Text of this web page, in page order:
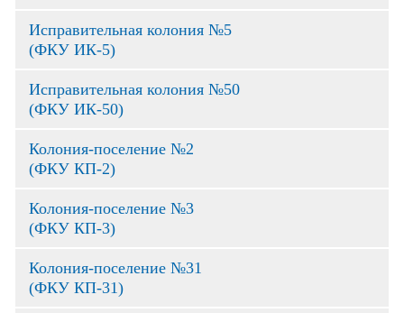
Исправительная колония №5
(ФКУ ИК-5)
Исправительная колония №50
(ФКУ ИК-50)
Колония-поселение №2
(ФКУ КП-2)
Колония-поселение №3
(ФКУ КП-3)
Колония-поселение №31
(ФКУ КП-31)